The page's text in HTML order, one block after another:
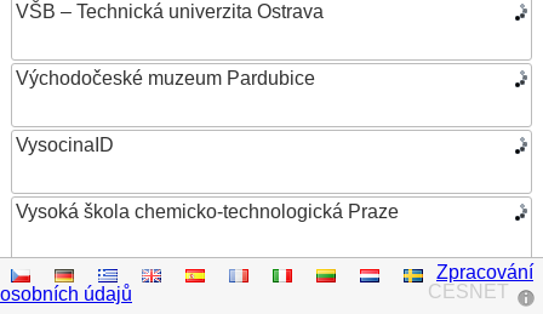
VŠB – Technická univerzita Ostrava
Východočeské muzeum Pardubice
VysocinaID
Vysoká škola chemicko-technologická Praze
Vysoká škola ekonomická v Praze
CESNET
Zpracování
osobních údajů